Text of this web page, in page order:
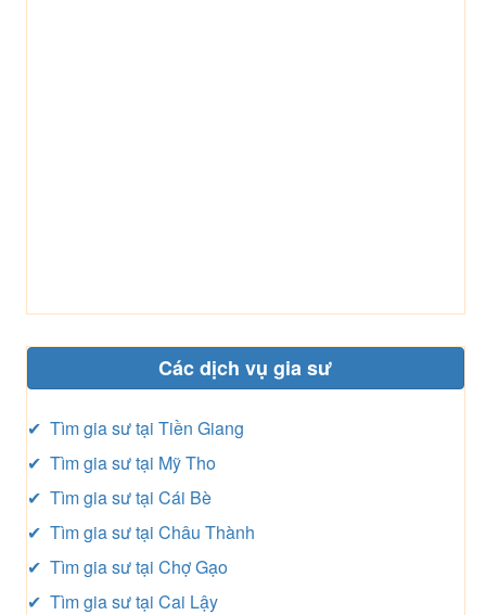
Các dịch vụ gia sư
✔ Tìm gia sư tại Tiền Giang
✔ Tìm gia sư tại Mỹ Tho
✔ Tìm gia sư tại Cái Bè
✔ Tìm gia sư tại Châu Thành
✔ Tìm gia sư tại Chợ Gạo
✔ Tìm gia sư tại Cai Lậy